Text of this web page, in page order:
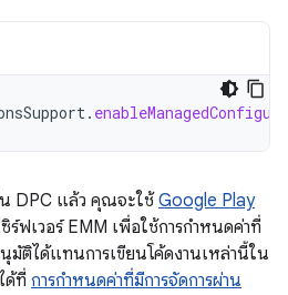
.
น DPC แล้ว คุณจะใช้ Google Play
ร์ฟเวอร์ EMM เพื่อใช้การกำหนดค่าที่
มัติได้แทนการเขียนโค้ดงานเหล่านี้ใน
ด้ที่ การกำหนดค่าที่มีการจัดการผ่าน